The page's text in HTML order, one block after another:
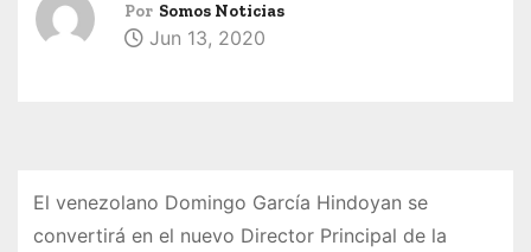
Por Somos Noticias
Jun 13, 2020
El venezolano Domingo García Hindoyan se
convertirá en el nuevo Director Principal de la